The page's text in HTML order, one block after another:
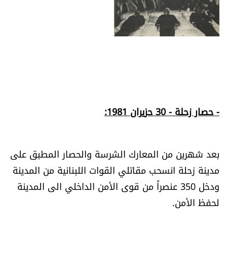
- حصار زحلة - 30 حزيران 1981:
بعد شهرين من المعارك الشرسة والحصار المطبق على
مدينة زحلة انسحب مقاتلي القوات اللبنانية من المدينة
ودخل 350 عنصراً من قوى الأمن الداخلي الى المدينة
لحفظ الأمن.